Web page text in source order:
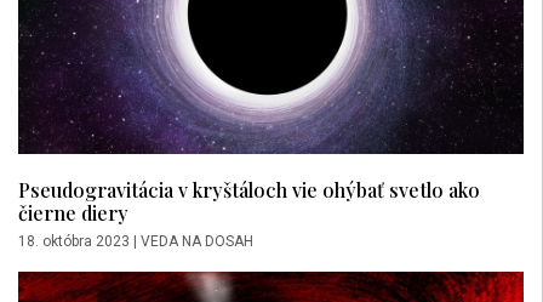
Pseudogravitácia v kryštáloch vie ohýbať svetlo ako
čierne diery
18. októbra 2023 VEDA NA DOSAH